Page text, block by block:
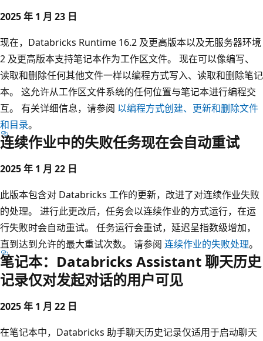
2025 年 1 月 23 日
现在，Databricks Runtime 16.2 及更高版本以及无服务器环境
2 及更高版本支持笔记本作为工作区文件。 现在可以像编写、
读取和删除任何其他文件一样以编程方式写入、读取和删除笔记
本。 这允许从工作区文件系统的任何位置与笔记本进行编程交
互。 有关详细信息，请参阅 以编程方式创建、更新和删除文件
和目录。
连续作业中的失败任务现在会自动重试
2025 年 1 月 22 日
此版本包含对 Databricks 工作的更新，改进了对连续作业失败
的处理。 进行此更改后，任务会以连续作业的方式运行，在运
行失败时会自动重试。 任务运行会重试，延迟呈指数级增加，
直到达到允许的最大重试次数。 请参阅 连续作业的失败处理。
笔记本：Databricks Assistant 聊天历史
记录仅对发起对话的用户可见
2025 年 1 月 22 日
在笔记本中，Databricks 助手聊天历史记录仅适用于启动聊天